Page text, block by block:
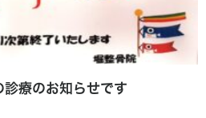
診療のお知らせです